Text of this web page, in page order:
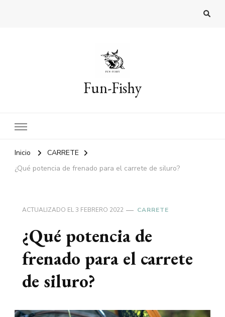
Fun-Fishy
Inicio
CARRETE
¿Qué potencia de frenado para el carrete de siluro?
ACTUALIZADO EL3 FEBRERO 2022 CARRETE
¿Qué potencia de
frenado para el carrete
de siluro?